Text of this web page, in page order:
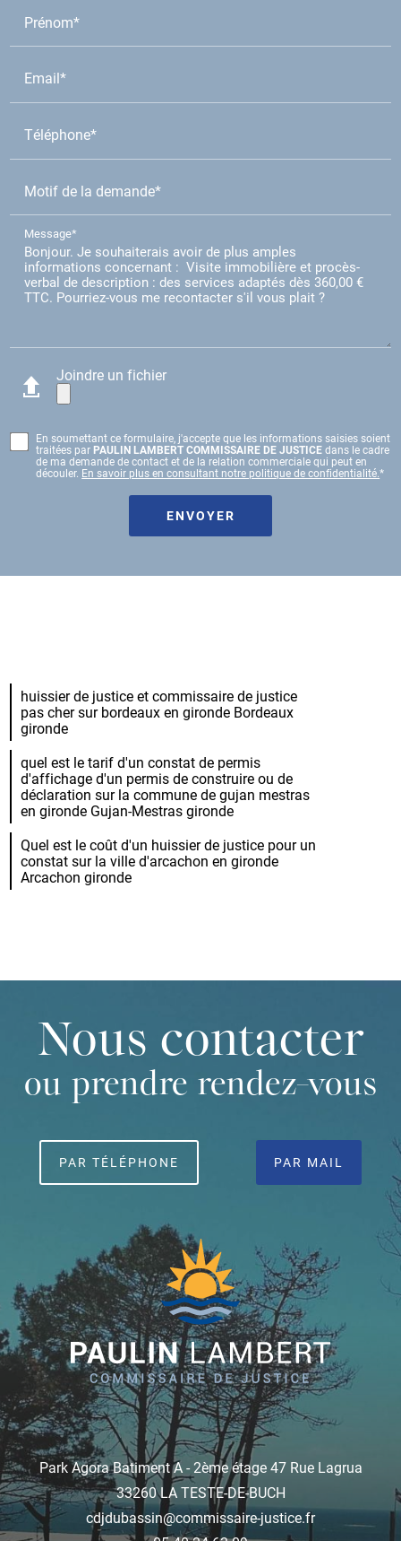
Prénom*
Email*
Téléphone*
Motif de la demande*
Message*
Joindre un fichier
En soumettant ce formulaire, j'accepte que les informations saisies soient
traitées parPAULIN LAMBERT COMMISSAIRE DE JUSTICEdans le cadre
de ma demande de contact et de la relation commerciale qui peut en
découler. En savoir plus en consultant notre politique de confidentialité.*
huissier de justice et commissaire de justice
pas cher sur bordeaux en gironde Bordeaux
gironde
quel est le tarif d'un constat de permis
d'affichage d'un permis de construire ou de
déclaration sur la commune de gujan mestras
en gironde Gujan-Mestras gironde
Quel est le coût d'un huissier de justice pour un
constat sur la ville d'arcachon en gironde
Arcachon gironde
Nous contacter
ou prendre rendez-vous
PAR TÉLÉPHONE PAR MAIL
Park Agora Batiment A - 2ème étage 47 Rue Lagrua
33260 LA TESTE-DE-BUCH
cdjdubassin@commissaire-justice.fr